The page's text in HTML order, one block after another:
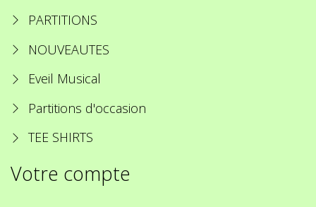
PARTITIONS
NOUVEAUTES
Eveil Musical
Partitions d'occasion
TEE SHIRTS
Votre compte